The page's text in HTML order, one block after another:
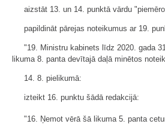
aizstāt 13. un 14. punktā vārdu
papildināt pārejas noteikumus ar 19.
"19. Ministru kabinets līdz 2020. gada
likuma 8. panta devītajā daļā minētos
14. 8. pielikumā:
izteikt 16. punktu šādā redakcijā:
"16. Ņemot vērā šā likuma 5. panta